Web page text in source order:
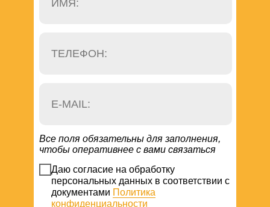
Все поля обязательны для заполнения,
чтобы оперативнее с вами связаться
Даю согласие на обработку
персональных данных в соответствии с
документами Политика
конфиденциальности